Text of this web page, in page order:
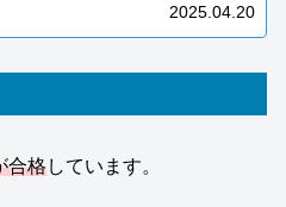
2025.04.20
合格しています。